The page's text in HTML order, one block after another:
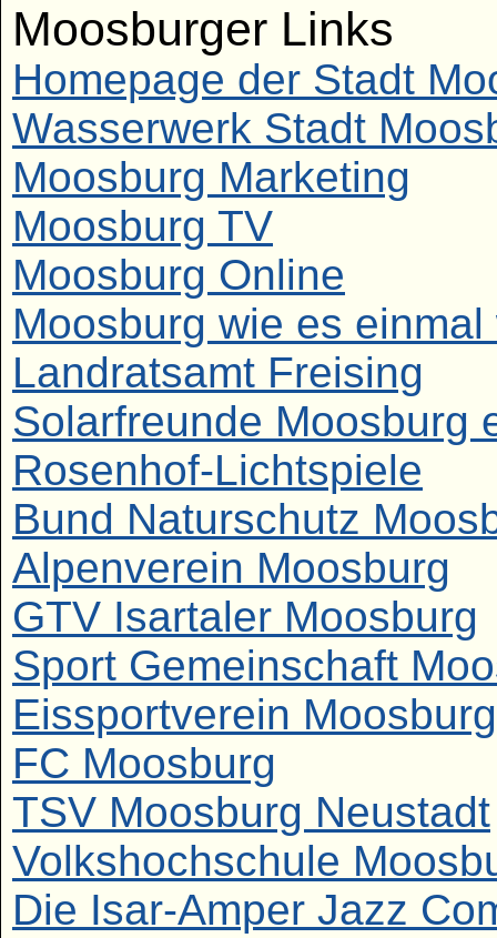
Moosburger Links
Homepage der Stadt
Wasserwerk Stadt
Moosburg Marketing
Moosburg TV
Moosburg Online
Moosburg wie es einmal
Landratsamt Freising
Solarfreunde Moosburg
Rosenhof-Lichtspiele
Bund Naturschutz
Alpenverein Moosburg
GTV Isartaler Moosburg
Sport Gemeinschaft
Eissportverein
FC Moosburg
TSV Moosburg Neustadt
Volkshochschule
Die Isar-Amper Jazz